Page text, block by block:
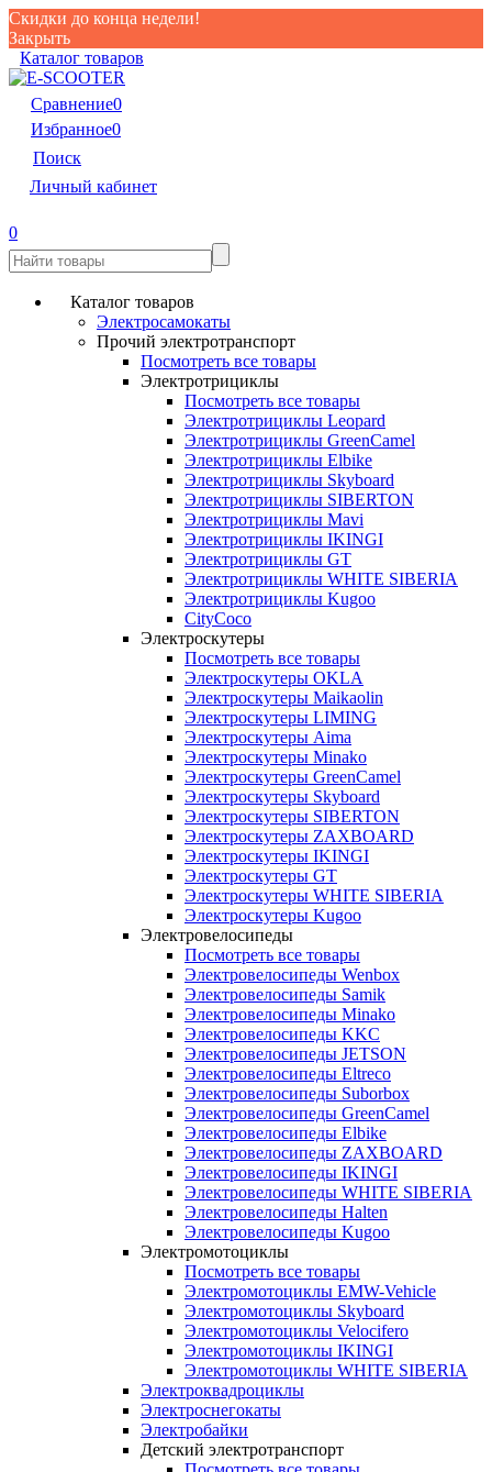
Скидки до конца недели!
Закрыть
Каталог товаров
Сравнение0
Избранное0
Поиск
Личный кабинет
0
Каталог товаров
Электросамокаты
Прочий электротранспорт
Посмотреть все товары
Электротрициклы
Посмотреть все товары
Электротрициклы Leopard
Электротрициклы GreenCamel
Электротрициклы Elbike
Электротрициклы Skyboard
Электротрициклы SIBERTON
Электротрициклы Mavi
Электротрициклы IKINGI
Электротрициклы GT
Электротрициклы WHITE SIBERIA
Электротрициклы Kugoo
CityCoco
Электроскутеры
Посмотреть все товары
Электроскутеры OKLA
Электроскутеры Maikaolin
Электроскутеры LIMING
Электроскутеры Aima
Электроскутеры Minako
Электроскутеры GreenCamel
Электроскутеры Skyboard
Электроскутеры SIBERTON
Электроскутеры ZAXBOARD
Электроскутеры IKINGI
Электроскутеры GT
Электроскутеры WHITE SIBERIA
Электроскутеры Kugoo
Электровелосипеды
Посмотреть все товары
Электровелосипеды Wenbox
Электровелосипеды Samik
Электровелосипеды Minako
Электровелосипеды KKC
Электровелосипеды JETSON
Электровелосипеды Eltreco
Электровелосипеды Suborbox
Электровелосипеды GreenCamel
Электровелосипеды Elbike
Электровелосипеды ZAXBOARD
Электровелосипеды IKINGI
Электровелосипеды WHITE SIBERIA
Электровелосипеды Halten
Электровелосипеды Kugoo
Электромотоциклы
Посмотреть все товары
Электромотоциклы EMW-Vehicle
Электромотоциклы Skyboard
Электромотоциклы Velocifero
Электромотоциклы IKINGI
Электромотоциклы WHITE SIBERIA
Электроквадроциклы
Электроснегокаты
Электробайки
Детский электротранспорт